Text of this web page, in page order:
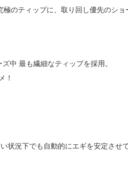
ド
ッ
ティップに、取り回し優先のシ
中 最も繊細なティップを採用。
！
況下でも自動的にエギを安定させて